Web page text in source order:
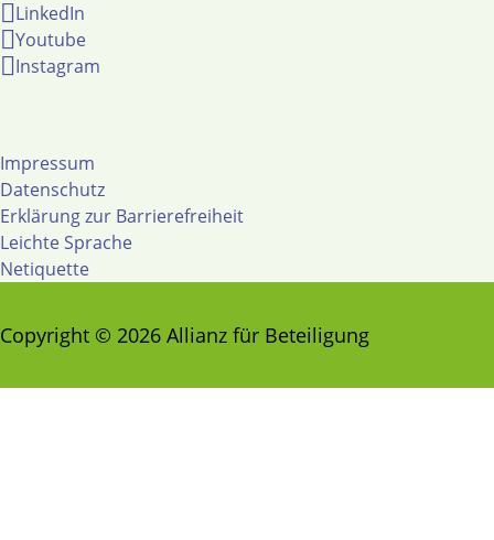
LinkedIn
Youtube
Instagram
Impressum
Datenschutz
Erklärung zur Barrierefreiheit
Leichte Sprache
Netiquette
Copyright © 2026 Allianz für Beteiligung